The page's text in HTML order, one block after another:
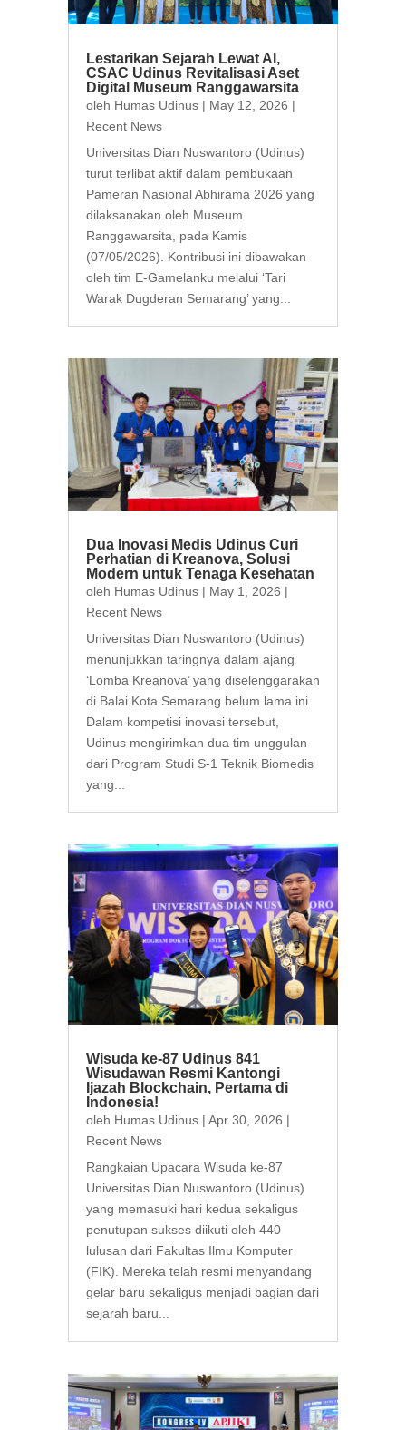
Lestarikan Sejarah Lewat AI,
CSAC Udinus Revitalisasi Aset
Digital Museum Ranggawarsita
oleh Humas Udinus| May 12, 2026 |
Recent News
Universitas Dian Nuswantoro (Udinus)
turut terlibat aktif dalam pembukaan
Pameran Nasional Abhirama 2026 yang
dilaksanakan oleh Museum
Ranggawarsita, pada Kamis
(07/05/2026). Kontribusi ini dibawakan
oleh tim E-Gamelanku melalui ‘Tari
Warak Dugderan Semarang’ yang...
Dua Inovasi Medis Udinus Curi
Perhatian di Kreanova, Solusi
Modern untuk Tenaga Kesehatan
oleh Humas Udinus| May 1, 2026 |
Recent News
Universitas Dian Nuswantoro (Udinus)
menunjukkan taringnya dalam ajang
‘Lomba Kreanova’ yang diselenggarakan
di Balai Kota Semarang belum lama ini.
Dalam kompetisi inovasi tersebut,
Udinus mengirimkan dua tim unggulan
dari Program Studi S-1 Teknik Biomedis
yang...
Wisuda ke-87 Udinus 841
Wisudawan Resmi Kantongi
Ijazah Blockchain, Pertama di
Indonesia!
oleh Humas Udinus| Apr 30, 2026 |
Recent News
Rangkaian Upacara Wisuda ke-87
Universitas Dian Nuswantoro (Udinus)
yang memasuki hari kedua sekaligus
penutupan sukses diikuti oleh 440
lulusan dari Fakultas Ilmu Komputer
(FIK). Mereka telah resmi menyandang
gelar baru sekaligus menjadi bagian dari
sejarah baru...